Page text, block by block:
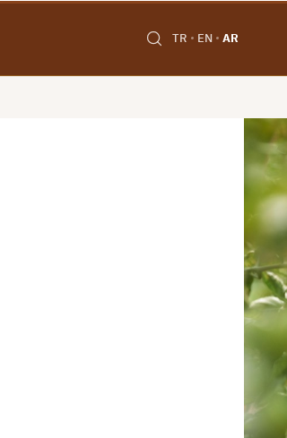
AR
EN
TR